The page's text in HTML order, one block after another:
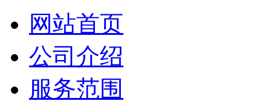
网站首页
公司介绍
服务范围